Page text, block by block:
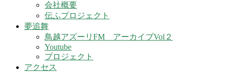
会社概要
伝ふプロジェクト
夢追舞
鳥越アズーリFM アーカイブVol２
Youtube
プロジェクト
アクセス